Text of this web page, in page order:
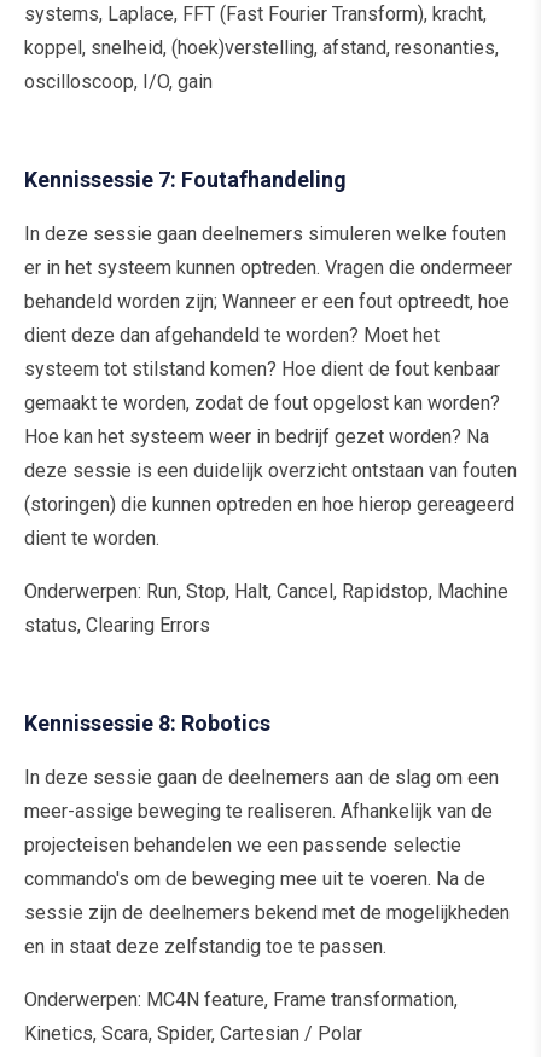
systems, Laplace, FFT (Fast Fourier Transform), kracht,
koppel, snelheid, (hoek)verstelling, afstand, resonanties,
oscilloscoop, I/O, gain
Kennissessie 7: Foutafhandeling
In deze sessie gaan deelnemers simuleren welke fouten
er in het systeem kunnen optreden. Vragen die ondermeer
behandeld worden zijn; Wanneer er een fout optreedt, hoe
dient deze dan afgehandeld te worden? Moet het
systeem tot stilstand komen? Hoe dient de fout kenbaar
gemaakt te worden, zodat de fout opgelost kan worden?
Hoe kan het systeem weer in bedrijf gezet worden? Na
deze sessie is een duidelijk overzicht ontstaan van fouten
(storingen) die kunnen optreden en hoe hierop gereageerd
dient te worden.
Onderwerpen: Run, Stop, Halt, Cancel, Rapidstop, Machine
status, Clearing Errors
Kennissessie 8: Robotics
In deze sessie gaan de deelnemers aan de slag om een
meer-assige beweging te realiseren. Afhankelijk van de
projecteisen behandelen we een passende selectie
commando's om de beweging mee uit te voeren. Na de
sessie zijn de deelnemers bekend met de mogelijkheden
en in staat deze zelfstandig toe te passen.
Onderwerpen: MC4N feature, Frame transformation,
Kinetics, Scara, Spider, Cartesian / Polar